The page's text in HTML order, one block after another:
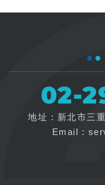
02-
地址 : 新北市三
Email :